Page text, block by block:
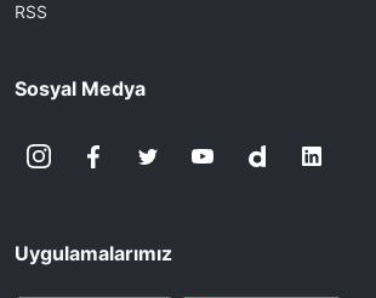
RSS
Sosyal Medya
Uygulamalarımız